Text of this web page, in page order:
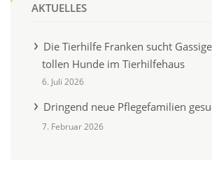
AKTUELLES
Die Tierhilfe Franken sucht
tollen Hunde im Tierhilfehaus
6. Juli 2026
Dringend neue Pflegefamilien
7. Februar 2026